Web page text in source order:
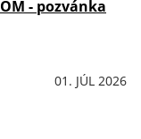
- pozvánka
01. JÚL 2026